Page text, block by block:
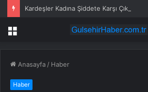
Kardeşler Kadına Şiddete Karşı Çıktı,
Menü
Anasayfa / Haber
Haber